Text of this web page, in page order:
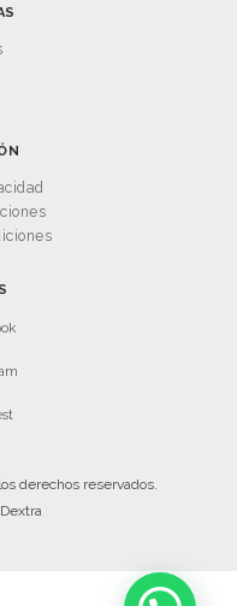
derechos reservados.
Dextra